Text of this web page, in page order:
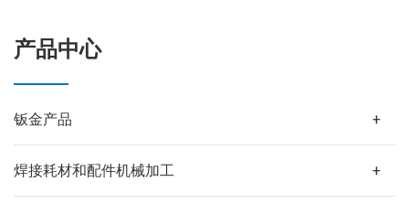
产品中心
钣金产品 +
焊接耗材和配件机械加工 +